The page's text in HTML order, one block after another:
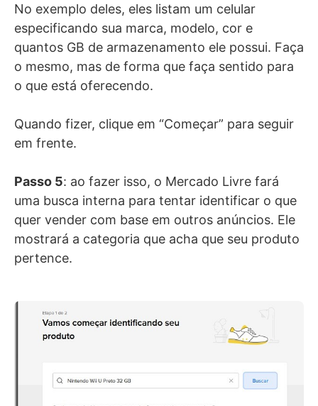
No exemplo deles, eles listam um celular
especificando sua marca, modelo, cor e
quantos GB de armazenamento ele possui. Faça
o mesmo, mas de forma que faça sentido para
o que está oferecendo.
Quando fizer, clique em “Começar” para seguir
em frente.
Passo 5: ao fazer isso, o Mercado Livre fará
uma busca interna para tentar identificar o que
quer vender com base em outros anúncios. Ele
mostrará a categoria que acha que seu produto
pertence.